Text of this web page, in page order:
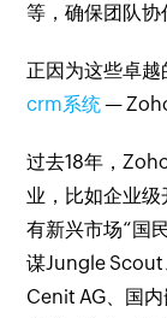
等，确保团队协
正因为这些卓
crm系统—
过去18年，
业，比如企业
有新兴市场“国
谋Jungle Scout
Cenit AG、国